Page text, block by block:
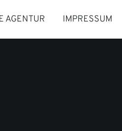
AGENTUR IMPRESSUM